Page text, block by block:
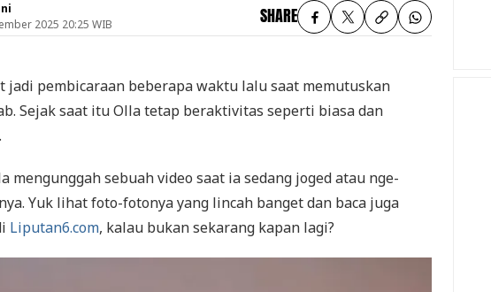
2025 20:25 WIB SHARE
jadi pembicaraan beberapa waktu lalu saat memutuskan
Sejak saat itu Olla tetap beraktivitas seperti biasa dan
mengunggah sebuah video saat ia sedang joged atau nge-
Yuk lihat foto-fotonya yang lincah banget dan baca juga
Liputan6.com, kalau bukan sekarang kapan lagi?